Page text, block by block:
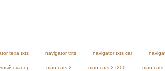
texa txts navigator txts navigator txts car
сканер man cats 2 man cats 2 t200 man cats